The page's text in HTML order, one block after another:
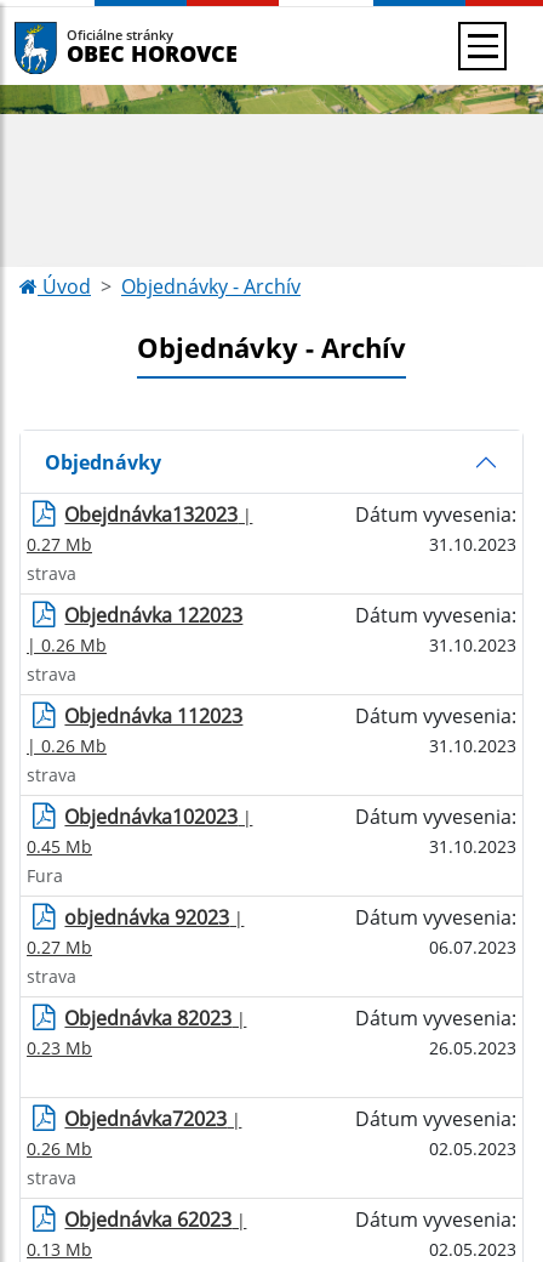
Oficiálne stránky
OBEC HOROVCE
Úvod Objednávky - Archív
Objednávky - Archív
Objednávky
Obejdnávka132023 |
0.27 Mb
Dátum vyvesenia:
31.10.2023
strava
Objednávka 122023
| 0.26 Mb
Dátum vyvesenia:
31.10.2023
strava
Objednávka 112023
| 0.26 Mb
Dátum vyvesenia:
31.10.2023
strava
Objednávka102023 |
0.45 Mb
Dátum vyvesenia:
31.10.2023
Fura
objednávka 92023 |
0.27 Mb
Dátum vyvesenia:
06.07.2023
strava
Objednávka 82023 |
0.23 Mb
Dátum vyvesenia:
26.05.2023
Objednávka72023 |
0.26 Mb
Dátum vyvesenia:
02.05.2023
strava
Objednávka 62023 |
0.13 Mb
Dátum vyvesenia:
02.05.2023